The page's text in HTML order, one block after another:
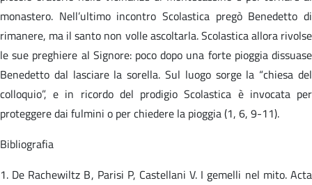
monastero. Nell’ultimo incontro Scolastica pregò Benedetto di
rimanere, ma il santo non volle ascoltarla. Scolastica allora rivolse
le sue preghiere al Signore: poco dopo una forte pioggia dissuase
Benedetto dal lasciare la sorella. Sul luogo sorge la “chiesa del
colloquio”, e in ricordo del prodigio Scolastica è invocata per
proteggere dai fulmini o per chiedere la pioggia (1, 6, 9-11).
Bibliografia
1. De Rachewiltz B, Parisi P, Castellani V. I gemelli nel mito. Acta